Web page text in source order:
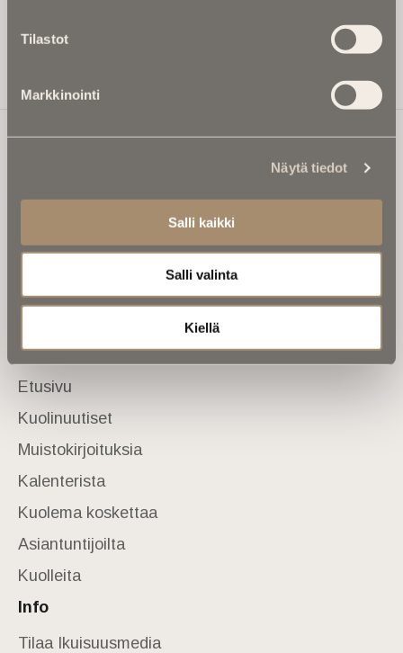
Tilastot
Markkinointi
Näytä tiedot
Salli kaikki
Salli valinta
Kiellä
Tilaa Uutiskirje
valtakunnallinen mediabrändi. Julkaisemme uusimmat
kuolinuutiset ja kuolintiedot.
Anna palautetta
Sivusto
Etusivu
Kuolinuutiset
Muistokirjoituksia
Kalenterista
Kuolema koskettaa
Asiantuntijoilta
Kuolleita
Info
Tilaa Ikuisuusmedia